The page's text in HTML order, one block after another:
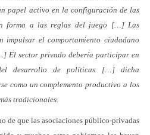
papel activo en la configuración de las
forma a las reglas del juego […] Las
impulsar el comportamiento ciudadano
El sector privado debería participar en
desarrollo de políticas […] dicha
como un complemento productivo a los
tradicionales.
de que las asociaciones público-privadas